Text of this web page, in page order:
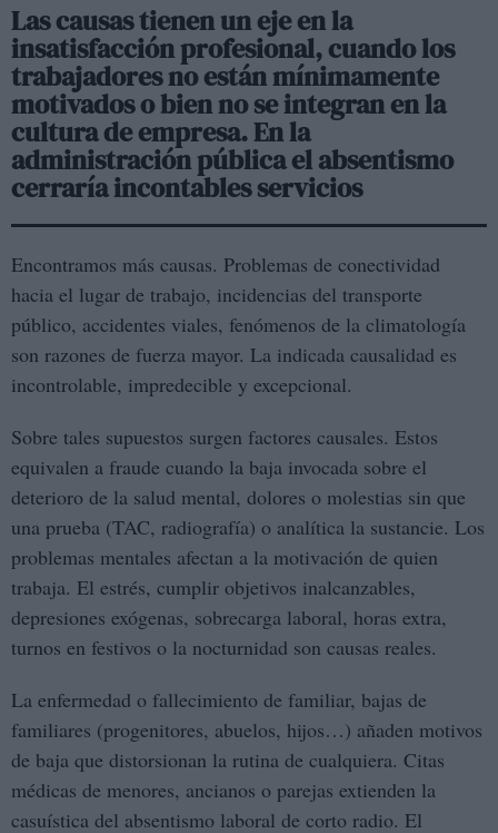
Las causas tienen un eje en la
insatisfacción profesional, cuando los
trabajadores no están mínimamente
motivados o bien no se integran en la
cultura de empresa. En la
administración pública el absentismo
cerraría incontables servicios
Encontramos más causas. Problemas de conectividad
hacia el lugar de trabajo, incidencias del transporte
público, accidentes viales, fenómenos de la climatología
son razones de fuerza mayor. La indicada causalidad es
incontrolable, impredecible y excepcional.
Sobre tales supuestos surgen factores causales. Estos
equivalen a fraude cuando la baja invocada sobre el
deterioro de la salud mental, dolores o molestias sin que
una prueba (TAC, radiografía) o analítica la sustancie. Los
problemas mentales afectan a la motivación de quien
trabaja. El estrés, cumplir objetivos inalcanzables,
depresiones exógenas, sobrecarga laboral, horas extra,
turnos en festivos o la nocturnidad son causas reales.
La enfermedad o fallecimiento de familiar, bajas de
familiares (progenitores, abuelos, hijos…) añaden motivos
de baja que distorsionan la rutina de cualquiera. Citas
médicas de menores, ancianos o parejas extienden la
casuística del absentismo laboral de corto radio. El